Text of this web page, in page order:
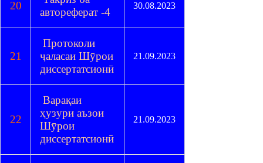
20
автореферат -4
30.08.2023
21
Протоколи
ҷаласаи Шӯрои
диссертатсионӣ
21.09.2023
22
Варақаи
ҳузури аъзои
Шӯрои
диссертатсионӣ
21.09.2023